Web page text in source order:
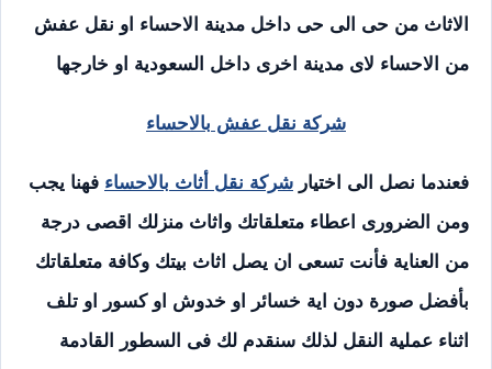
الاثاث من حى الى حى داخل مدينة الاحساء او نقل عفش
من الاحساء لاى مدينة اخرى داخل السعودية او خارجها
شركة نقل عفش بالاحساء
فعندما نصل الى اختيار شركة نقل أثاث بالاحساء فهنا يجب
ومن الضرورى اعطاء متعلقاتك واثاث منزلك اقصى درجة
من العناية فأنت تسعى ان يصل اثاث بيتك وكافة متعلقاتك
بأفضل صورة دون اية خسائر او خدوش او كسور او تلف
اثناء عملية النقل لذلك سنقدم لك فى السطور القادمة